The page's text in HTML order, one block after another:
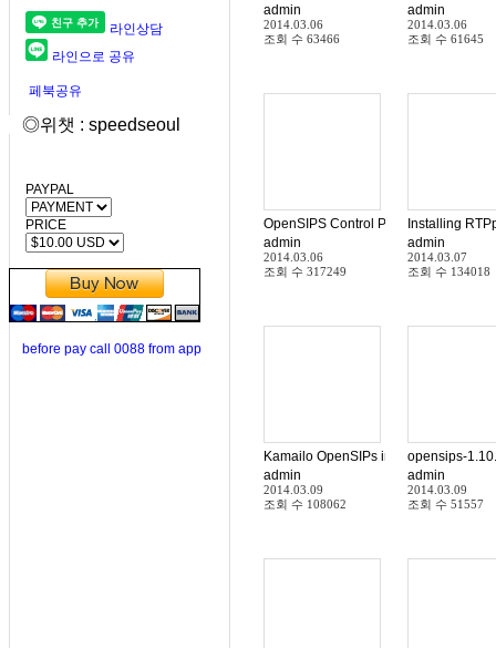
라인상담
라인으로 공유
페북공유
◎위챗 : speedseoul
PAYPAL
PRICE
before pay call 0088 from app
admin
2014.03.06
조회 수 63466
admin
2014.03.06
조회 수 61645
OpenSIPS Control Panel (OCP)
admin
2014.03.06
조회 수 317249
admin
2014.03.07
조회 수 134018
Kamailo OpenSIPs installation on
admin
2014.03.09
조회 수 108062
admin
2014.03.09
조회 수 51557